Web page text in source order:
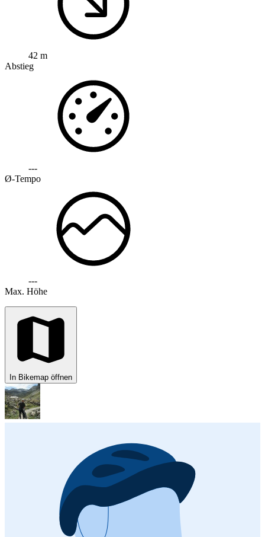
42 m
Abstieg
---
Ø-Tempo
---
Max. Höhe
In Bikemap öffnen